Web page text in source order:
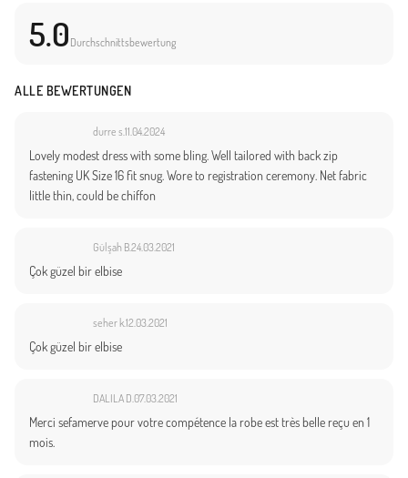
5.0 Durchschnittsbewertung
ALLE BEWERTUNGEN
durre s. 11.04.2024
Lovely modest dress with some bling. Well tailored with back zip
fastening UK Size 16 fit snug. Wore to registration ceremony. Net fabric
little thin, could be chiffon
Gülşah B.24.03.2021
Çok güzel bir elbise
seher k.12.03.2021
Çok güzel bir elbise
DALILA D. 07.03.2021
Merci sefamerve pour votre compétence la robe est très belle reçu en 1
mois.